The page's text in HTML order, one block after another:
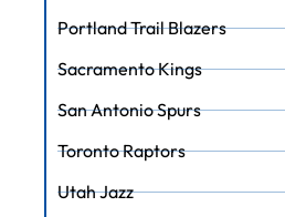
Portland Trail Blazers
Sacramento Kings
San Antonio Spurs
Toronto Raptors
Utah Jazz